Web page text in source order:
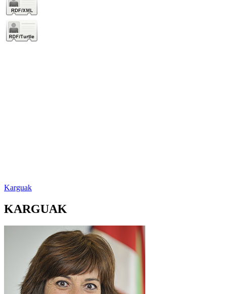
Karguak
KARGUAK